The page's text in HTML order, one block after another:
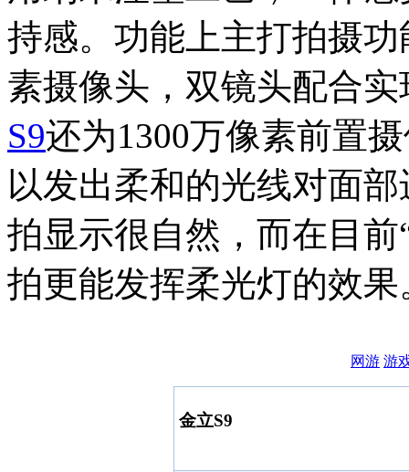
持感。功能上主打拍摄
素摄像头，双镜头配合
S9还为1300万像素前置
以发出柔和的光线对面
拍显示很自然，而在目
拍更能发挥柔光灯的效果
网游 游
金立S9